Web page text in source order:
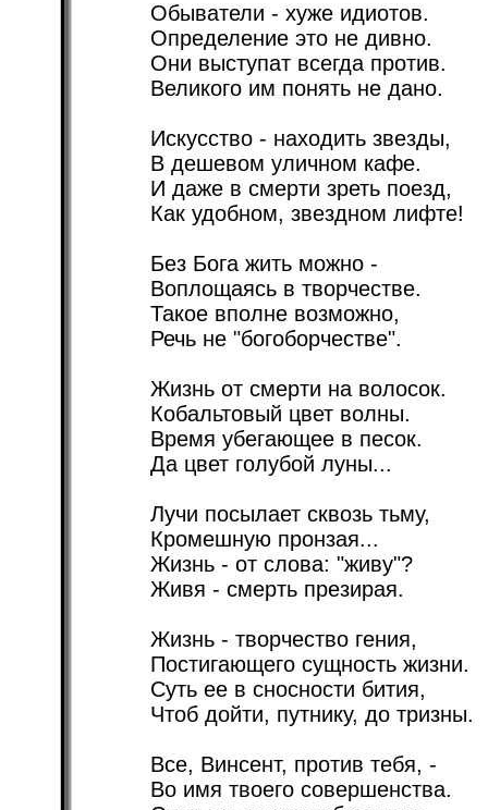
Обыватели - хуже идиотов.
Определение это не дивно.
Они выступат всегда против.
Великого им понять не дано.
Искусство - находить звезды,
В дешевом уличном кафе.
И даже в смерти зреть поезд,
Как удобном, звездном лифте!
Без Бога жить можно -
Воплощаясь в творчестве.
Такое вполне возможно,
Речь не "богоборчестве".
Жизнь от смерти на волосок.
Кобальтовый цвет волны.
Время убегающее в песок.
Да цвет голубой луны...
Лучи посылает сквозь тьму,
Кромешную пронзая...
Жизнь - от слова: "живу"?
Живя - смерть презирая.
Жизнь - творчество гения,
Постигающего сущность жизни.
Суть ее в сносности бития,
Чтоб дойти, путнику, до тризны.
Все, Винсент, против тебя, -
Во имя твоего совершенства.